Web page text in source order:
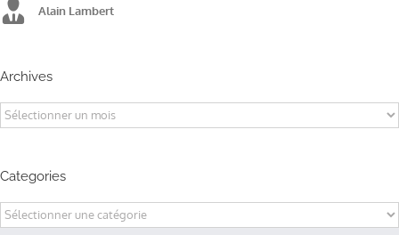
Alain Lambert
Alain Lambert
Alain Lambert
Archives
Archives
Categories
Categories